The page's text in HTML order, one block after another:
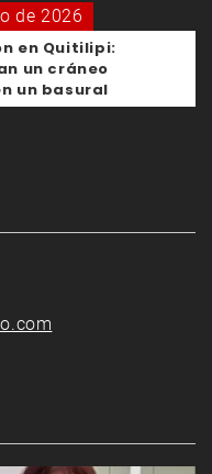
de 2026
en Quitilipi:
un cráneo
un basural